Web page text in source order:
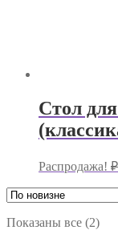
Стол
Распродажа! ₽
Показаны все (2)